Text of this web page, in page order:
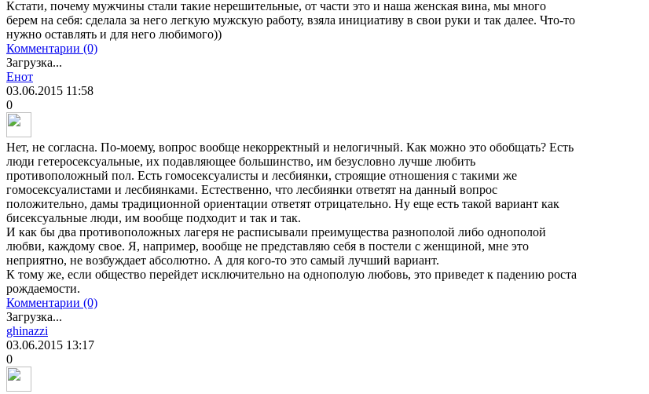
Кстати, почему мужчины стали такие нерешительные, от части это и наша женская вина, мы много
берем на себя: сделала за него легкую мужскую работу, взяла инициативу в свои руки и так далее. Что-то
нужно оставлять и для него любимого))
Комментарии (0)
Загрузка...
Енот
03.06.2015 11:58
0
Нет, не согласна. По-моему, вопрос вообще некорректный и нелогичный. Как можно это обобщать? Есть
люди гетеросексуальные, их подавляющее большинство, им безусловно лучше любить
противоположный пол. Есть гомосексуалисты и лесбиянки, строящие отношения с такими же
гомосексуалистами и лесбиянками. Естественно, что лесбиянки ответят на данный вопрос
положительно, дамы традиционной ориентации ответят отрицательно. Ну еще есть такой вариант как
бисексуальные люди, им вообще подходит и так и так.
И как бы два противоположных лагеря не расписывали преимущества разнополой либо однополой
любви, каждому свое. Я, например, вообще не представляю себя в постели с женщиной, мне это
неприятно, не возбуждает абсолютно. А для кого-то это самый лучший вариант.
К тому же, если общество перейдет исключительно на однополую любовь, это приведет к падению роста
рождаемости.
Комментарии (0)
Загрузка...
ghinazzi
03.06.2015 13:17
0